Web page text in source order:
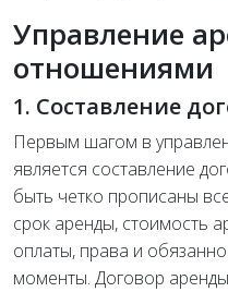
Управление
отношениями
1. Составление
Первым шагом в
является составление
быть четко прописаны
срок аренды, стоимость
оплаты, права и
моменты. Договор